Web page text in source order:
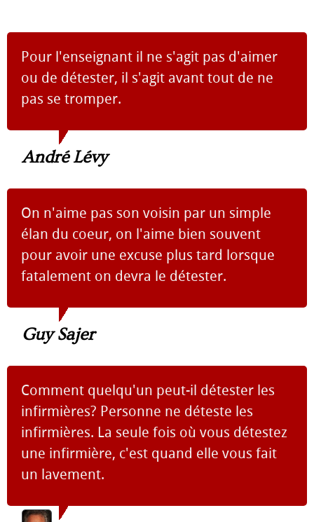
Pour l'enseignant il ne s'agit pas d'aimer
ou de détester, il s'agit avant tout de ne
pas se tromper.
André Lévy
On n'aime pas son voisin par un simple
élan du coeur, on l'aime bien souvent
pour avoir une excuse plus tard lorsque
fatalement on devra le détester.
Guy Sajer
Comment quelqu'un peut-il détester les
infirmières? Personne ne déteste les
infirmières. La seule fois où vous détestez
une infirmière, c'est quand elle vous fait
un lavement.